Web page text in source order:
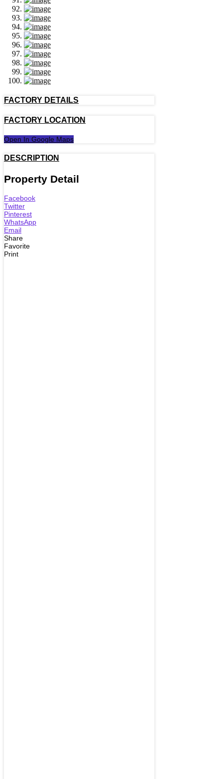
FACTORY DETAILS
FACTORY LOCATION
Open In Google Maps
DESCRIPTION
Property Detail
Facebook
Twitter
Pinterest
WhatsApp
Email
Share
Favorite
Print